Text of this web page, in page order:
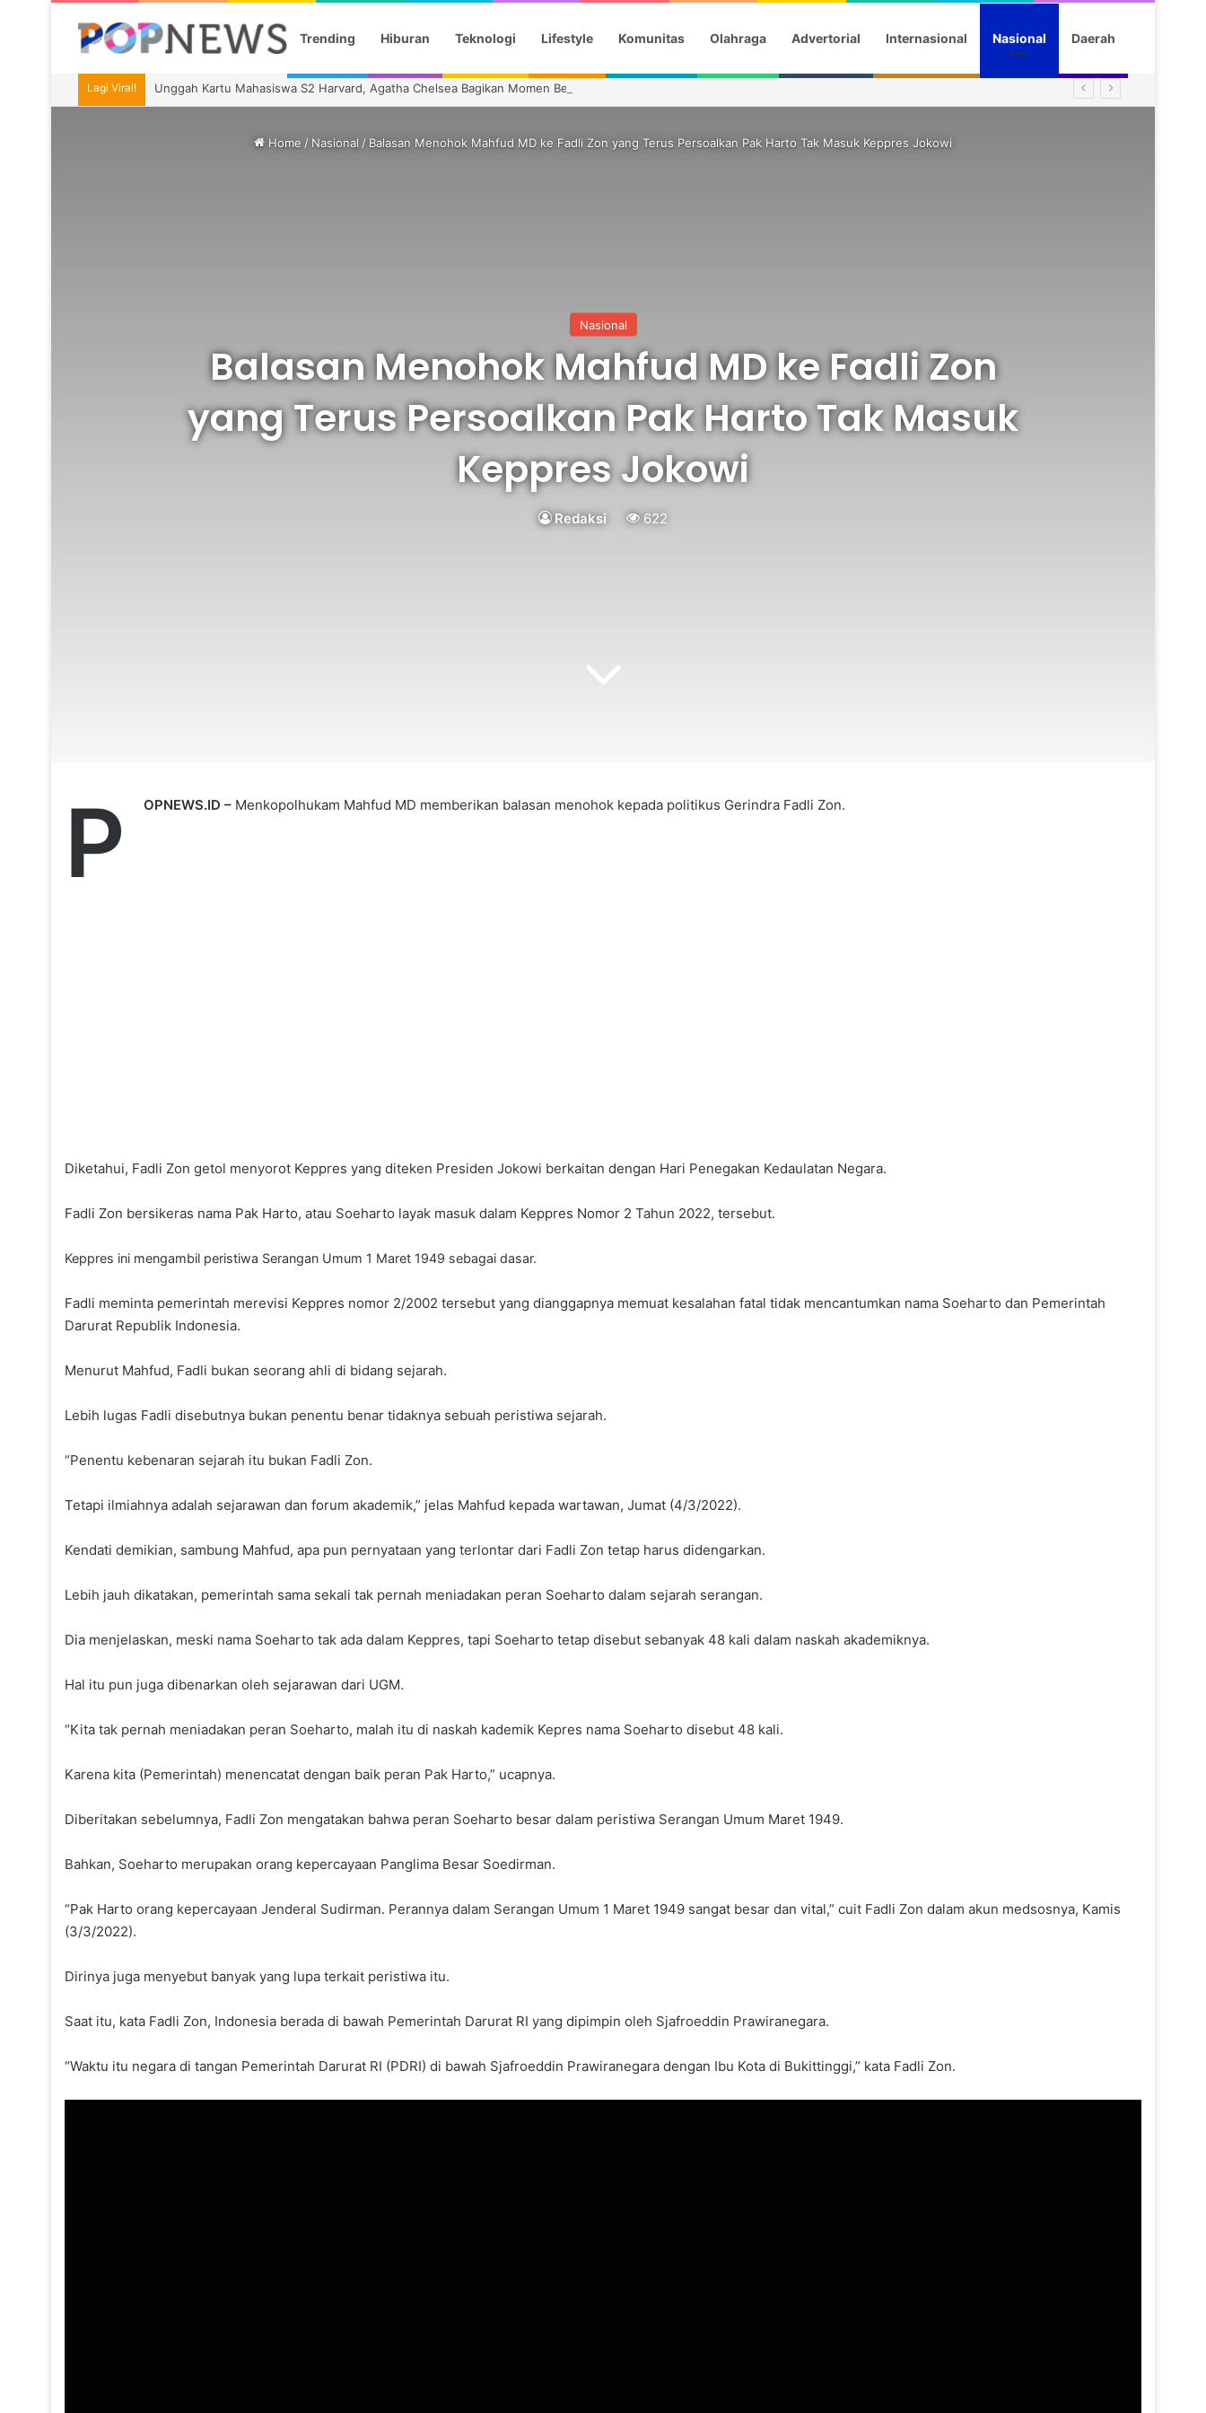
Trending Hiburan Teknologi Lifestyle Komunitas Olahraga Advertorial Internasional Nasional Daerah
Lagi Viral! Unggah Kartu Mahasiswa S2 Harvard, Agatha Chelsea Bagikan Momen Bersejarah
Home / Nasional / Balasan Menohok Mahfud MD ke Fadli Zon yang Terus Persoalkan Pak Harto Tak Masuk Keppres Jokowi
Nasional
Balasan Menohok Mahfud MD ke Fadli Zon
yang Terus Persoalkan Pak Harto Tak Masuk
Keppres Jokowi
Redaksi 622
P OPNEWS.ID – Menkopolhukam Mahfud MD memberikan balasan menohok kepada politikus Gerindra Fadli Zon.
Diketahui, Fadli Zon getol menyorot Keppres yang diteken Presiden Jokowi berkaitan dengan Hari Penegakan Kedaulatan Negara.
Fadli Zon bersikeras nama Pak Harto, atau Soeharto layak masuk dalam Keppres Nomor 2 Tahun 2022, tersebut.
Keppres ini mengambil peristiwa Serangan Umum 1 Maret 1949 sebagai dasar.
Fadli meminta pemerintah merevisi Keppres nomor 2/2002 tersebut yang dianggapnya memuat kesalahan fatal tidak mencantumkan nama Soeharto dan Pemerintah
Darurat Republik Indonesia.
Menurut Mahfud, Fadli bukan seorang ahli di bidang sejarah.
Lebih lugas Fadli disebutnya bukan penentu benar tidaknya sebuah peristiwa sejarah.
“Penentu kebenaran sejarah itu bukan Fadli Zon.
Tetapi ilmiahnya adalah sejarawan dan forum akademik,” jelas Mahfud kepada wartawan, Jumat (4/3/2022).
Kendati demikian, sambung Mahfud, apa pun pernyataan yang terlontar dari Fadli Zon tetap harus didengarkan.
Lebih jauh dikatakan, pemerintah sama sekali tak pernah meniadakan peran Soeharto dalam sejarah serangan.
Dia menjelaskan, meski nama Soeharto tak ada dalam Keppres, tapi Soeharto tetap disebut sebanyak 48 kali dalam naskah akademiknya.
Hal itu pun juga dibenarkan oleh sejarawan dari UGM.
“Kita tak pernah meniadakan peran Soeharto, malah itu di naskah kademik Kepres nama Soeharto disebut 48 kali.
Karena kita (Pemerintah) menencatat dengan baik peran Pak Harto,” ucapnya.
Diberitakan sebelumnya, Fadli Zon mengatakan bahwa peran Soeharto besar dalam peristiwa Serangan Umum Maret 1949.
Bahkan, Soeharto merupakan orang kepercayaan Panglima Besar Soedirman.
“Pak Harto orang kepercayaan Jenderal Sudirman. Perannya dalam Serangan Umum 1 Maret 1949 sangat besar dan vital,” cuit Fadli Zon dalam akun medsosnya, Kamis
(3/3/2022).
Dirinya juga menyebut banyak yang lupa terkait peristiwa itu.
Saat itu, kata Fadli Zon, Indonesia berada di bawah Pemerintah Darurat RI yang dipimpin oleh Sjafroeddin Prawiranegara.
“Waktu itu negara di tangan Pemerintah Darurat RI (PDRI) di bawah Sjafroeddin Prawiranegara dengan Ibu Kota di Bukittinggi,” kata Fadli Zon.